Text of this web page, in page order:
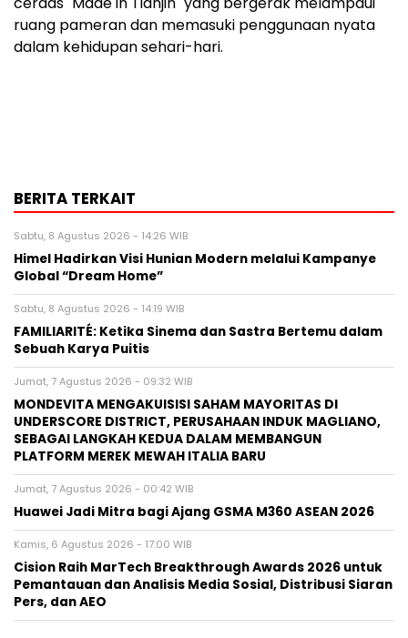
ruang pameran dan memasuki penggunaan nyata
dalam kehidupan sehari-hari.
BERITA TERKAIT
Sabtu, 8 Agustus 2026 - 14:26 WIB
Himel Hadirkan Visi Hunian Modern melalui Kampanye
Global “Dream Home”
Sabtu, 8 Agustus 2026 - 14:19 WIB
FAMILIARITÉ: Ketika Sinema dan Sastra Bertemu dalam
Sebuah Karya Puitis
Jumat, 7 Agustus 2026 - 09:32 WIB
MONDEVITA MENGAKUISISI SAHAM MAYORITAS DI
UNDERSCORE DISTRICT, PERUSAHAAN INDUK MAGLIANO,
SEBAGAI LANGKAH KEDUA DALAM MEMBANGUN
PLATFORM MEREK MEWAH ITALIA BARU
Jumat, 7 Agustus 2026 - 00:42 WIB
Huawei Jadi Mitra bagi Ajang GSMA M360 ASEAN 2026
Kamis, 6 Agustus 2026 - 17:00 WIB
Cision Raih MarTech Breakthrough Awards 2026 untuk
Pemantauan dan Analisis Media Sosial, Distribusi Siaran
Pers, dan AEO